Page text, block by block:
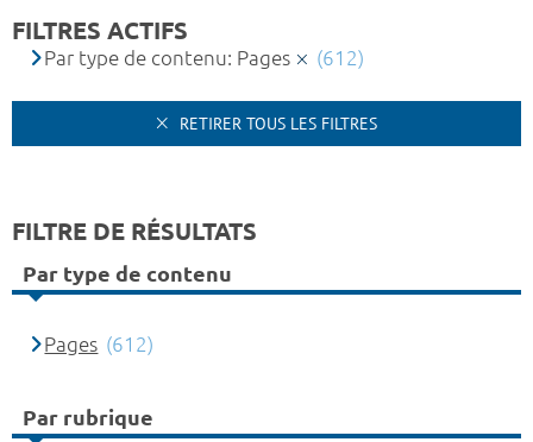
FILTRES ACTIFS
Par type de contenu: Pages (612)
RETIRER TOUS LES FILTRES
FILTRE DE RÉSULTATS
Par type de contenu
Pages (612)
Par rubrique